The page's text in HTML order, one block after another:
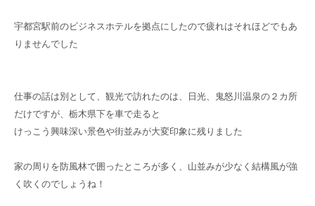
宇都宮駅前のビジネスホテルを拠点にしたので疲れはそれほどでもあ
りませんでした
仕事の話は別として、観光で訪れたのは、日光、鬼怒川温泉の２カ所
だけですが、栃木県下を車で走ると
けっこう興味深い景色や街並みが大変印象に残りました
家の周りを防風林で囲ったところが多く、山並みが少なく結構風が強
く吹くのでしょうね！